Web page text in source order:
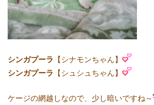
シンガプーラ 【シナモンちゃん】
シンガプーラ 【シュシュちゃん】
ケージの網越しなので、少し暗いですね～